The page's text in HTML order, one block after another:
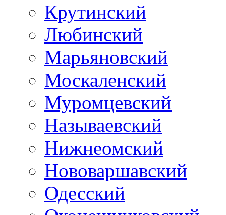
Крутинский
Любинский
Марьяновский
Москаленский
Муромцевский
Называевский
Нижнеомский
Нововаршавский
Одесский